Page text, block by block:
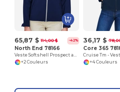
65,87 $ 114,00 $ -42%
North End 78166
+2 Couleurs
36,17 $
Core 365
+4 Couleurs